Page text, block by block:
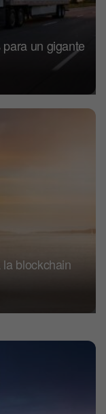
un gigante
blockchain